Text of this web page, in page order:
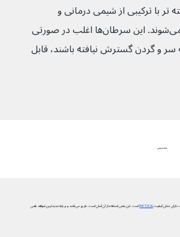
تر با ترکیبی از شیمی درمانی و
رادیوتراپی درمان می‌شوند. این سرطان‌ها اغلب در صورتی
سر و گردن گسترش نیافته باشند، قابل
تشخیص
دارای نشان کیفیتPIF TICKاست. این یعنی استفاده از آن آسان است، به‌روز می‌باشد و بر پایه جدیدترین شواهد علمی